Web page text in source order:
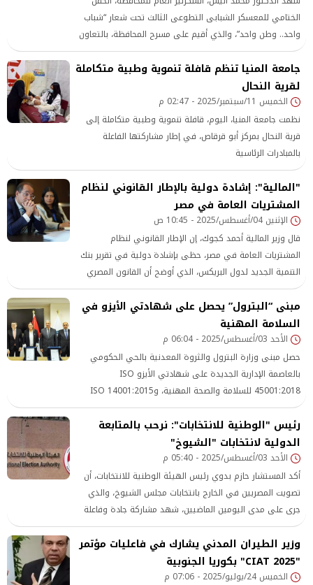
الختامي للمعسكر الشبابى التطوعى الثالث تحت شعار “شباب
واحد.. وطن واحد”، والذي أقيم على مسرح المحافظة، بالتعاون
بين اتحاد “بشبابها” والإدارة المركزية للبرلمان والتعليم المدني
بوزارة الشباب والرياضة، وبمشاركة وفود شبابية من مختلف
محافظات الجمهورية.
جامعة المنيا تنظم قافلة تنموية وطبية متكاملة
لقرية النحال
الخميس 11/سبتمبر/2025 - 02:47 م
نظمت جامعة المنيا، اليوم، قافلة تنموية وطبية متكاملة إلى
قرية النحال بمركز أبو قرقاص، في إطار مشاركتها الفاعلة
بالمبادرات الرئاسية
"المالية": إشادة دولية بالإطار القانوني لنظام
المشتريات العامة في مصر
الإثنين 04/أغسطس/2025 - 10:45 ص
قال وزير المالية أحمد كجوك، إن الإطار القانوني لنظام
المشتريات العامة في مصر، حظى بإشادة دولية في تقرير بنك
التنمية الجديد لدول البريكس، الذي أوضح أن القانون المصري
للتعاقدات العامة يتوافق مع سياساته وأفضل الممارسات
العالمية، وأنه يمكن تطبيق الأحكام والضوابط والإجراءات
المصرية للمشتريات العامة فيما
مبنى “البترول” يحصل على شهادتي الأيزو في
السلامة المهنية
الأحد 03/أغسطس/2025 - 06:04 م
حصل مبنى وزارة البترول والثروة المعدنية بالحي الحكومي
بالعاصمة الإدارية الجديدة على شهادتي الأيزو ISO
45001:2018 للسلامة والصحة المهنية، وISO 14001:2015
للإدارة البيئية، ليصبح بذلك أول مبنى في الحي الحكومي
يحصل على هذا الاعتماد الدولي.
رئيس "الوطنية للانتخابات": نرحب بالمتابعة
الدولية لانتخابات "الشيوخ"
الأحد 03/أغسطس/2025 - 05:40 م
أكد المستشار حازم بدوي رئيس الهيئة الوطنية للانتخابات، أن
تصويت المصريين في الخارج بانتخابات مجلس الشيوخ، والذي
جرى على مدى اليومين الماضيين، شهد مشاركة جادة وفاعلة
من أبناء مصر في الخارج، معربا عن ترحيب الهيئة بمشاركة
العديد من المؤسسات العربية والأفريقية والدولية المرموقة،
في متابعة الاستحقاق الانتخابي داخل مصر.
وزير الطيران المدني يشارك في فاعليات مؤتمر
"CIAT 2025" بكوريا الجنوبية
الخميس 24/يوليو/2025 - 07:06 م